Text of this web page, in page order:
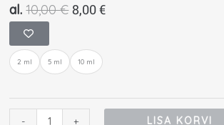
al.10,00€Algne
10,00 €.
8,00€Praegune
2 ml 5 ml 10 ml
-
Matiere
Premiere
Radical
proov
kogus
+ LISA KORVI